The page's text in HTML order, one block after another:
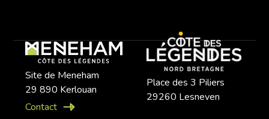
Site de Meneham
29 890 Kerlouan
Contact
Place des 3 Piliers
29260 Lesneven